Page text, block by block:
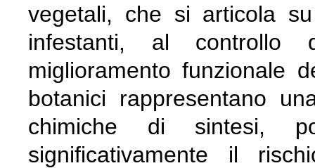
vegetali, che si articola
infestanti, al controllo
miglioramento funzionale
botanici rappresentano
chimiche di sintesi,
significativamente il